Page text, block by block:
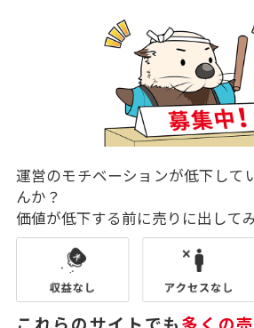
運営のモチベーションが低下して
んか？
価値が低下する前に売りに出して
これらのサイトでも多くの